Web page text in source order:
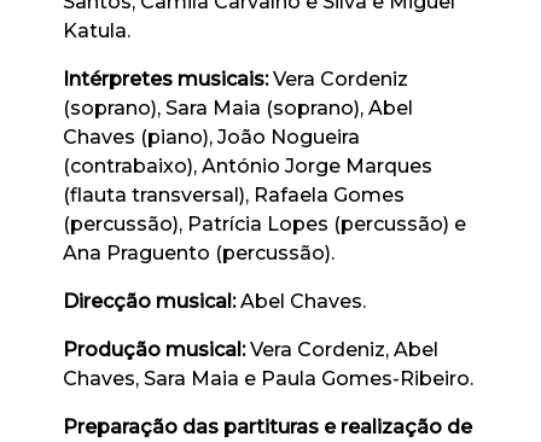
Katula.
Intérpretes musicais:Vera Cordeniz
(soprano), Sara Maia (soprano), Abel
Chaves (piano), João Nogueira
(contrabaixo), António Jorge Marques
(flauta transversal), Rafaela Gomes
(percussão), Patrícia Lopes (percussão) e
Ana Praguento (percussão).
Direcção musical:Abel Chaves.
Produção musical:Vera Cordeniz, Abel
Chaves, Sara Maia e Paula Gomes-Ribeiro.
Preparação das partituras e realização de